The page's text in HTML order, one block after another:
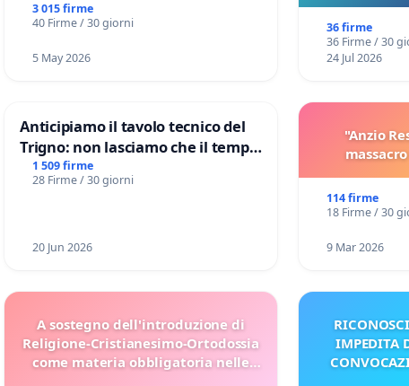
3 015 firme
40 Firme / 30 giorni
5 May 2026
sulla
36 firme
36 Firme / 30
24 Jul 2026
Anticipiamo il tavolo tecnico del
Trigno: non lasciamo che il tempo
rallenti le ricerche di Domenico
Racanati
1 509 firme
28 Firme / 30 giorni
20 Jun 2026
"Anzio
114 firme
18 Firme / 30
9 Mar 2026
A sostegno dell'introduzione di
Religione-Cristianesimo-Ortodossia
come materia obbligatoria nelle
IMPEDITA